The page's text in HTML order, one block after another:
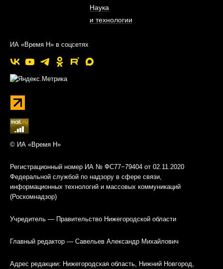
Наука
и технологии
ИА «Время Н» в соцсетях
© ИА «Время Н»
Регистрационный номер ИА № ФС77−79404 от 02.11.2020
Федеральной службой по надзору в сфере связи,
информационных технологий и массовых коммуникаций
(Роскомнадзор)
Учредитель — Правительство Нижегородской области
Главный редактор — Савельев Александр Михайлович
Адрес редакции: Нижегородская область, Нижний Новгород,